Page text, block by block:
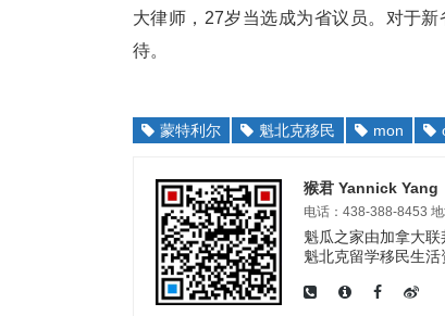
大律师，27岁当选成为省议员。对于
待。
蒙特利尔 魁北克移民 mon
猴君 Yannick Yang
电话：438-388-8453
魁瓜之家由加拿大
魁北克留学移民生活